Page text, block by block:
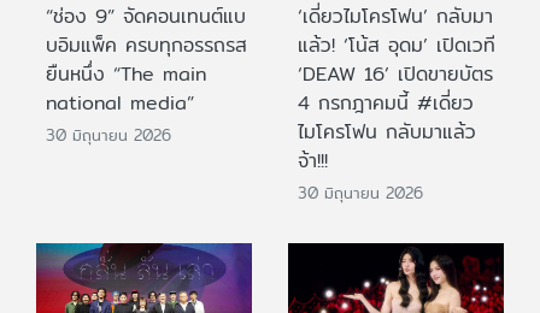
“ช่อง 9” จัดคอนเทนต์แบ
บอิมแพ็ค ครบทุกอรรถรส
ยืนหนึ่ง “The main
national media”
30 มิถุนายน 2026
‘เดี่ยวไมโครโฟน’ กลับมา
แล้ว! ‘โน้ส อุดม’ เปิดเวที
‘DEAW 16’ เปิดขายบัตร
4 กรกฎาคมนี้ #เดี่ยว
ไมโครโฟน กลับมาแล้ว
จ้า!!!
30 มิถุนายน 2026